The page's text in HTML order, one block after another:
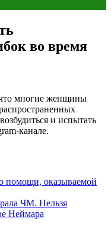
во время
что многие женщины
и испытать
канале.
оказываемой
ЧМ. Нельзя
Неймара